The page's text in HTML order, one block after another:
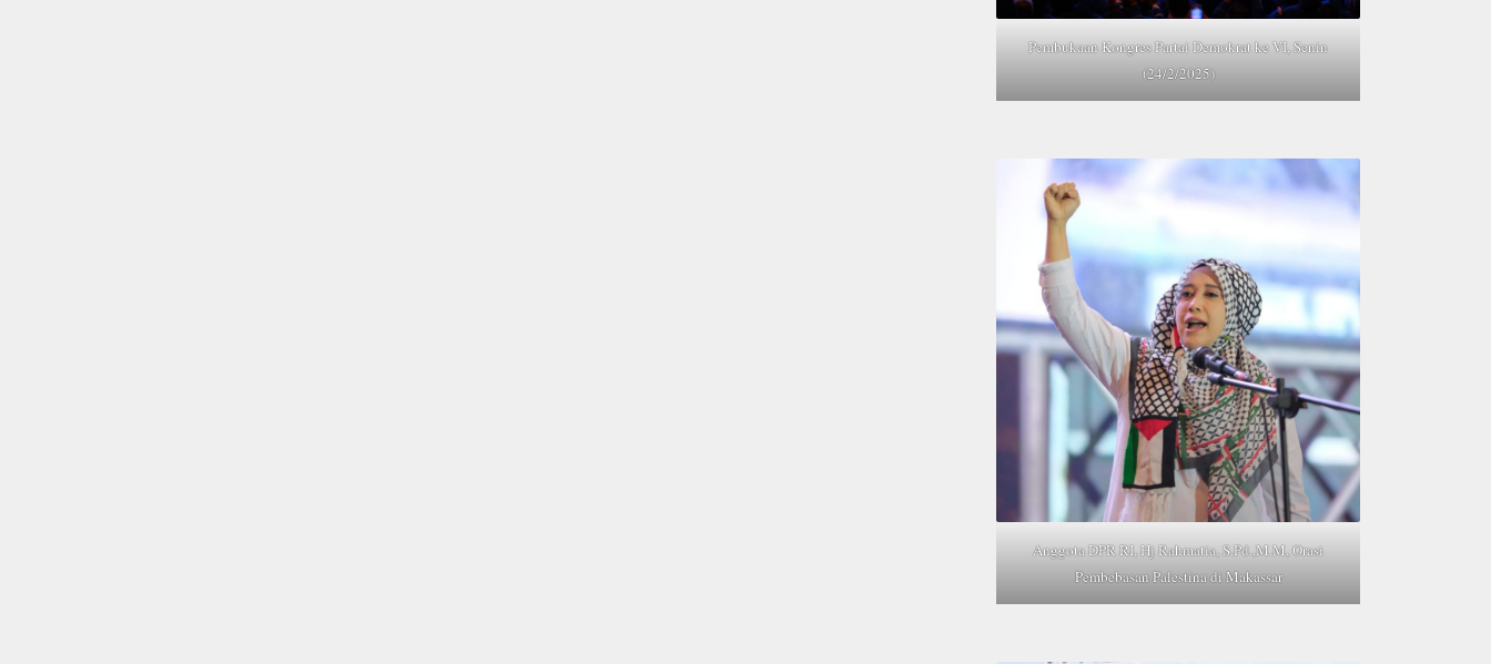
Pembukaan Kongres Partai Demokrat ke VI, Senin
(24/2/2025)
Anggota DPR RI, Hj Rahmatia, S.Pd.,M.M, Orasi
Pembebasan Palestina di Makassar